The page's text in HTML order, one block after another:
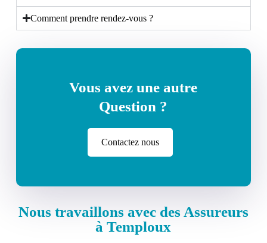
Comment prendre rendez-vous ?
Vous avez une autre
Question ?
Contactez nous
Nous travaillons avec des Assureurs
à Temploux